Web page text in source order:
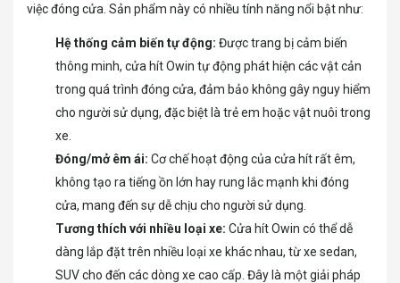
việc đóng cửa. Sản phẩm này có nhiều tính năng nổi bật như:
Hệ thống cảm biến tự động: Được trang bị cảm biến
thông minh, cửa hít Owin tự động phát hiện các vật cản
trong quá trình đóng cửa, đảm bảo không gây nguy hiểm
cho người sử dụng, đặc biệt là trẻ em hoặc vật nuôi trong
xe.
Đóng/mở êm ái: Cơ chế hoạt động của cửa hít rất êm,
không tạo ra tiếng ồn lớn hay rung lắc mạnh khi đóng
cửa, mang đến sự dễ chịu cho người sử dụng.
Tương thích với nhiều loại xe: Cửa hít Owin có thể dễ
dàng lắp đặt trên nhiều loại xe khác nhau, từ xe sedan,
SUV cho đến các dòng xe cao cấp. Đây là một giải pháp